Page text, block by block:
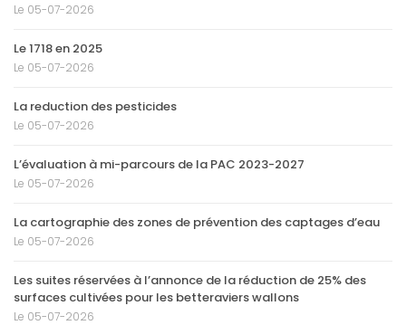
Le 05-07-2026
Le 1718 en 2025
Le 05-07-2026
La reduction des pesticides
Le 05-07-2026
L’évaluation à mi-parcours de la PAC 2023-2027
Le 05-07-2026
La cartographie des zones de prévention des captages d’eau
Le 05-07-2026
Les suites réservées à l’annonce de la réduction de 25% des
surfaces cultivées pour les betteraviers wallons
Le 05-07-2026